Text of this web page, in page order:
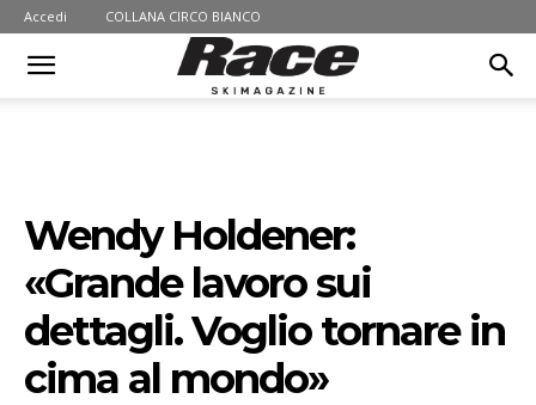
Accedi COLLANA CIRCO BIANCO
Wendy Holdener:
«Grande lavoro sui
dettagli. Voglio tornare in
cima al mondo»